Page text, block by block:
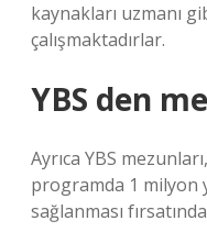
kaynakları uzmanı
çalışmaktadırlar.
YBS den
Ayrıca YBS
programda 1 milyon
sağlanması